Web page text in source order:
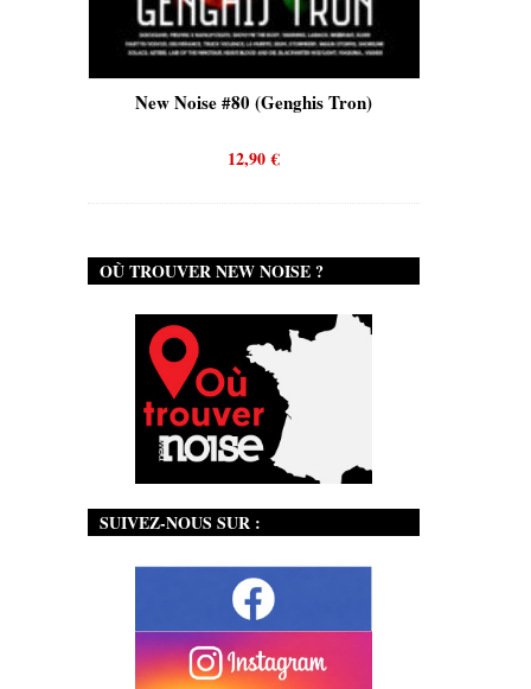
New Noise #80 (Genghis Tron)
12,90€
OÙ TROUVER NEW NOISE ?
SUIVEZ-NOUS SUR :